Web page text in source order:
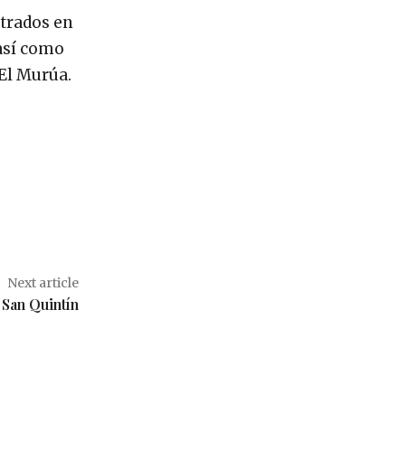
en
como
Murúa.
Next article
Quintín